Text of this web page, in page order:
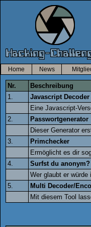
Home News
Nr.
Beschreibung
1.
Javascript Decoder
Eine Javascript-
2.
Passwortgenerator
Dieser Generator
3.
Primchecker
Ermöglicht es dir
4.
Surfst du anonym?
Wer glaubt er
5.
Multi Decoder/
Mit diesem Tool